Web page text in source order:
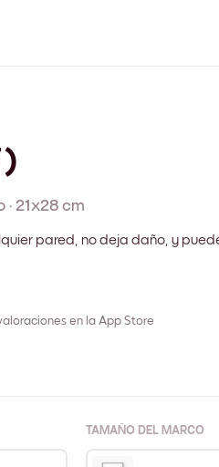
· 21x28 cm
pared, no deja daño, y
en la App Store
TAMAÑO DEL MARCO